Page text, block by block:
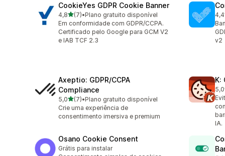
CookieYes GDPR Cookie Banner
4,8de 5 estrelas
(7)
7 avaliações ao todo
•Plano gratuito disponível
Em conformidade com GDPR/CCPA.
Certificado pelo Google para GCM V2
e IAB TCF 2.3
4,4
v2
Axeptio: GDPR/CCPA
Compliance
5,0de 5 estrelas
(7)
7 avaliações ao todo
•Plano gratuito disponível
Crie uma experiência de
consentimento imersiva e premium
K:
5,0
1
IA.
Osano Cookie Consent
Grátis para instalar